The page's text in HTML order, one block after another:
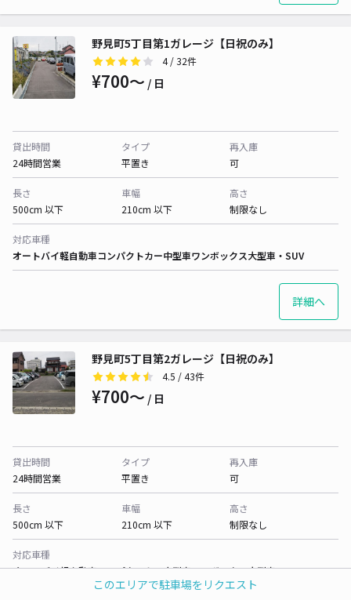
このエリアで駐車場をリクエスト
野見町5丁目第1ガレージ【日祝のみ】
4/ 32件
¥700〜 / 日
貸出時間
24時間営業
タイプ
平置き
再入庫
可
長さ
500cm 以下
車幅
210cm 以下
高さ
制限なし
対応車種
オートバイ軽自動車コンパクトカー中型車ワンボックス大型車・SUV
詳細へ
野見町5丁目第2ガレージ【日祝のみ】
4.5 / 43件
¥700〜 / 日
貸出時間
24時間営業
タイプ
平置き
再入庫
可
長さ
500cm 以下
車幅
210cm 以下
高さ
制限なし
対応車種
オートバイ軽自動車コンパクトカー中型車ワンボックス大型車・SUV